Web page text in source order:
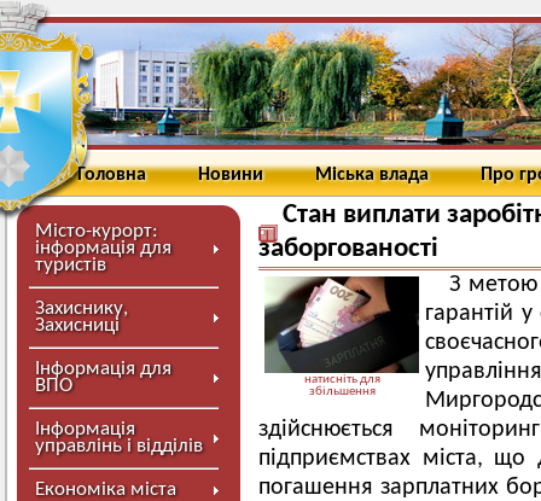
Головна Новини Міська влада Про
Місто-курорт:
інформація для
туристів
Захиснику,
Захисниці
Інформація для
ВПО
Інформація
управлінь і відділів
Економіка міста
Стан виплати
заборгованості
натисніть для
збільшення
З метою
гарантій
здійснюється
підприємствах міста,
погашення зарплатних